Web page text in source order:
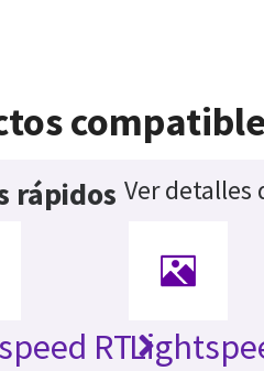
rápidos Ver
RT